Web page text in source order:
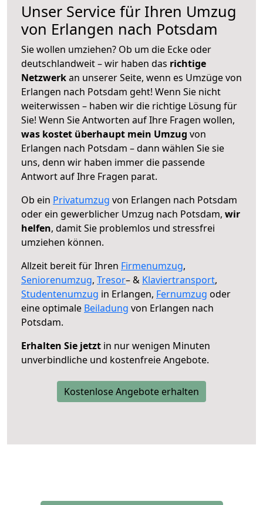
Unser Service für Ihren Umzug
von Erlangen nach Potsdam
Sie wollen umziehen? Ob um die Ecke oder
deutschlandweit – wir haben das richtige
Netzwerkan unserer Seite, wenn es Umzüge von
Erlangen nach Potsdam geht! Wenn Sie nicht
weiterwissen – haben wir die richtige Lösung für
Sie! Wenn Sie Antworten auf Ihre Fragen wollen,
was kostet überhaupt mein Umzug von
Erlangen nach Potsdam – dann wählen Sie sie
uns, denn wir haben immer die passende
Antwort auf Ihre Fragen parat.
Ob ein Privatumzug von Erlangen nach Potsdam
oder ein gewerblicher Umzug nach Potsdam, wir
helfen, damit Sie problemlos und stressfrei
umziehen können.
Allzeit bereit für Ihren Firmenumzug,
Seniorenumzug, Tresor– & Klaviertransport,
Studentenumzug in Erlangen, Fernumzug oder
eine optimale Beiladung von Erlangen nach
Potsdam.
Erhalten Sie jetzt in nur wenigen Minuten
unverbindliche und kostenfreie Angebote.
Kostenlose Angebote erhalten